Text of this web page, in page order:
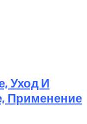
Уход И
Применение